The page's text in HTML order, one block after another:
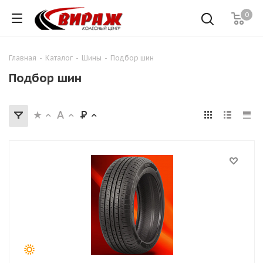
0
Главная - Каталог - Шины - Подбор шин
Подбор шин